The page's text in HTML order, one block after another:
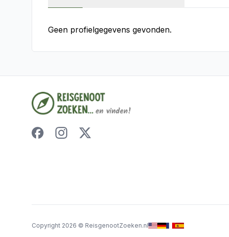
Geen profielgegevens gevonden.
Copyright 2026 © ReisgenootZoeken.nl